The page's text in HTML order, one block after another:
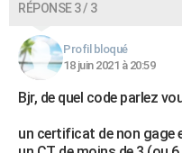
RÉPONSE 3 / 3
Profil bloqué
18 juin 2021 à 20:59
Bjr, de quel code parlez
un certificat de non gage